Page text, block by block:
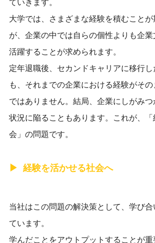
ていきます。
大学では、さまざまな経験を積むこと
が、企業の中では自らの個性よりも企
活躍することが求められます。
定年退職後、セカンドキャリアに移行し
も、それまでの企業における経験がその
ではありません。結局、企業にしがみ
状況に陥ることもあります。これが、
会」の問題です。
経験を活かせる社会へ
当社はこの問題の解決策として、学び
ています。
学んだことをアウトプットすることが